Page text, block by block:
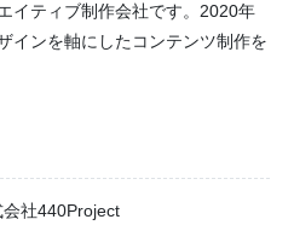
イティブ制作会社です。2020年
インを軸にしたコンテンツ制作を
会社440Project